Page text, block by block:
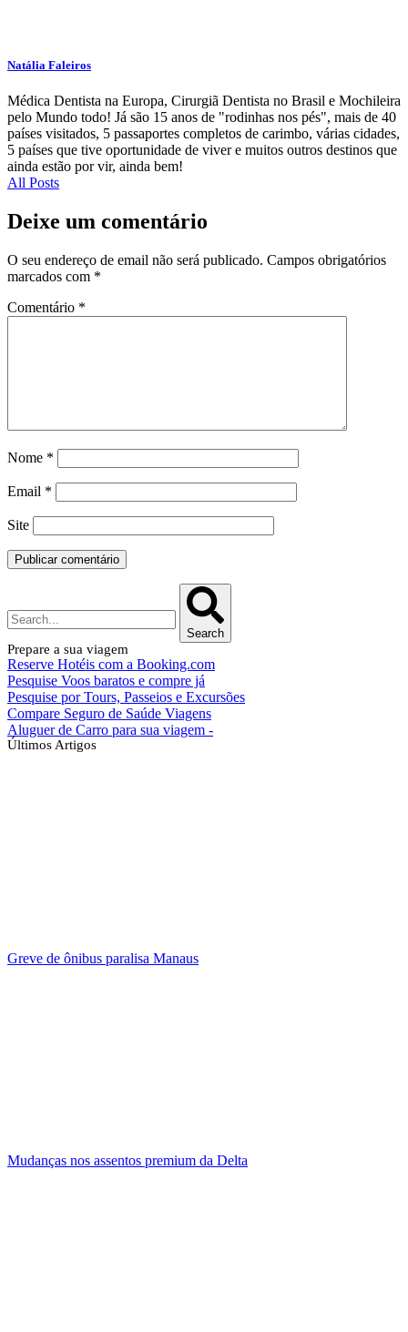
Natália Faleiros
Médica Dentista na Europa, Cirurgiã Dentista no Brasil e Mochileira
pelo Mundo todo! Já são 15 anos de "rodinhas nos pés", mais de 40
países visitados, 5 passaportes completos de carimbo, várias cidades,
5 países que tive oportunidade de viver e muitos outros destinos que
ainda estão por vir, ainda bem!
All Posts
Deixe um comentário
O seu endereço de email não será publicado. Campos obrigatórios
marcados com *
Comentário *
Nome *
Email *
Site
Search
Prepare a sua viagem
Reserve Hotéis com a Booking.com
Pesquise Voos baratos e compre já
Pesquise por Tours, Passeios e Excursões
Compare Seguro de Saúde Viagens
Aluguer de Carro para sua viagem -
Últimos Artigos
Greve de ônibus paralisa Manaus
Mudanças nos assentos premium da Delta